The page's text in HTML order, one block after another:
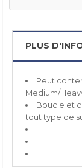
PLUS
Peut
Medium/
Boucle et
tout type de